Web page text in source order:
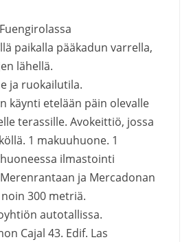
paikalla pääkadun varrella,
lähellä.
ja ruokailutila.
käynti etelään päin olevalle
terassille. Avokeittiö, jossa
1 makuuhuone. 1
ilmastointi
ja Mercadonan
300 metriä.
autotallissa.
Cajal 43. Edif. Las